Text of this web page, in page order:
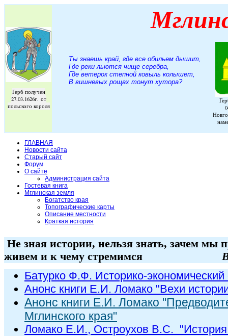
Герб получен
27.03.1626г. от
польского короля
Ты знаешь край, где все обильем дышит,
Где реки льются чище серебра,
Где ветерок степной ковыль колышет,
В вишневых рощах тонут хутора?
ГЛАВНАЯ
Новости сайта
Старый сайт
Форум
О сайте
Администрация сайта
Гостевая книга
Мглинская земля
Богатство края
Топографические карты
Описание местности
Краткая история
Не зная истории, нельзя знать, зачем мы
живем и к чему стремимся
Батурко Ф.Ф. Историко-экономический
Анонс книги Е.И. Ломако "Вехи
Анонс книги Е.И. Ломако
Мглинского края"
Ломако Е.И., Остроухов В.С. "